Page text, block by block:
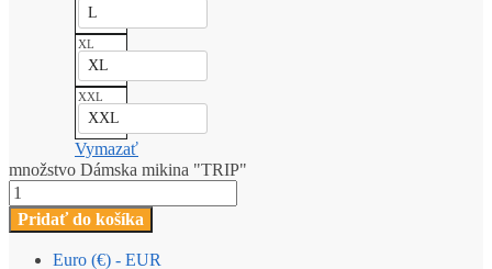
L
XL
XL
XXL
XXL
Vymazať
množstvo Dámska mikina "TRIP"
Pridať do košíka
Euro (€) - EUR